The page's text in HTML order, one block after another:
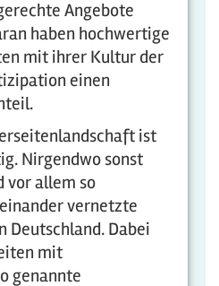
Angebote
haben hochwertige
mit ihrer Kultur der
einen
ist
Nirgendwo sonst
vor allem so
vernetzte
Deutschland. Dabei
mit
genannte